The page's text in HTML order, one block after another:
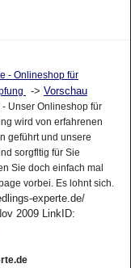
- Onlineshop für
-> Vorschau
Unser Onlineshop für
wird von erfahrenen
geführt und unsere
sorgfltig für Sie
Sie doch einfach mal
vorbei. Es lohnt sich.
experte.de/
2009 LinkID: